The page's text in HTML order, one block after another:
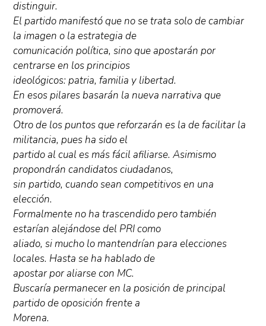
distinguir.
El partido manifestó que no se trata solo de cambiar
la imagen o la estrategia de
comunicación política, sino que apostarán por
centrarse en los principios
ideológicos: patria, familia y libertad.
En esos pilares basarán la nueva narrativa que
promoverá.
Otro de los puntos que reforzarán es la de facilitar la
militancia, pues ha sido el
partido al cual es más fácil afiliarse. Asimismo
propondrán candidatos ciudadanos,
sin partido, cuando sean competitivos en una
elección.
Formalmente no ha trascendido pero también
estarían alejándose del PRI como
aliado, si mucho lo mantendrían para elecciones
locales. Hasta se ha hablado de
apostar por aliarse con MC.
Buscaría permanecer en la posición de principal
partido de oposición frente a
Morena.